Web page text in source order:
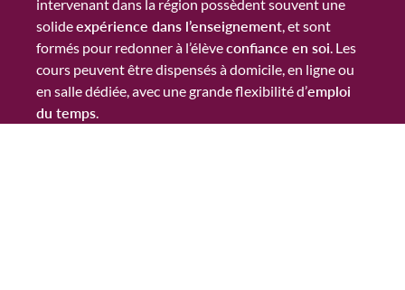
intervenant dans la région possèdent souvent une
solideexpérience dans l’enseignement, et sont
formés pour redonner à l’élèveconfiance en soi. Les
cours peuvent être dispensés à domicile, en ligne ou
en salle dédiée, avec une grande flexibilité d’emploi
du temps.